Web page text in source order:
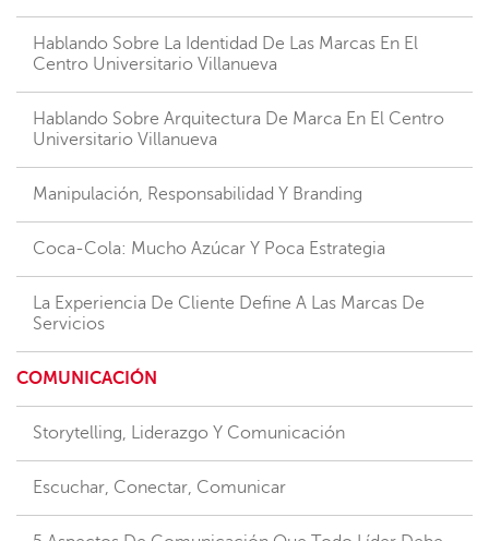
Hablando Sobre La Identidad De Las Marcas En El
Centro Universitario Villanueva
Hablando Sobre Arquitectura De Marca En El Centro
Universitario Villanueva
Manipulación, Responsabilidad Y Branding
Coca-Cola: Mucho Azúcar Y Poca Estrategia
La Experiencia De Cliente Define A Las Marcas De
Servicios
COMUNICACIÓN
Storytelling, Liderazgo Y Comunicación
Escuchar, Conectar, Comunicar